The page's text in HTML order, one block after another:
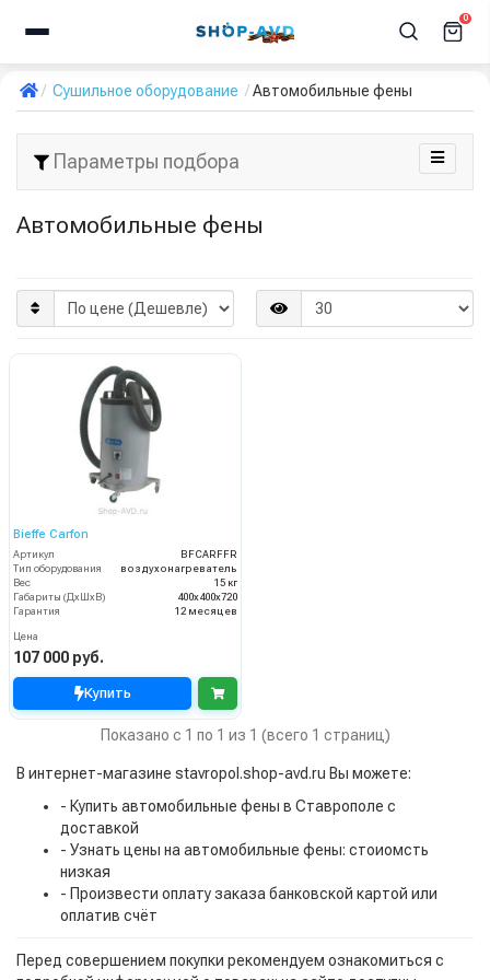
0
Сушильное оборудование Автомобильные фены
Параметры подбора
Автомобильные фены
Bieffe Carfon
Артикул
BFCARFFR
Тип оборудования
воздухонагреватель
Вес
15 кг
Габариты (ДхШхВ)
400х400х720
Гарантия
12 месяцев
Цена
107 000 руб.
Купить
Показано с 1 по 1 из 1 (всего 1 страниц)
В интернет-магазине stavropol.shop-avd.ru Вы можете:
- Купить автомобильные фены в Ставрополе с
доставкой
- Узнать цены на автомобильные фены: стоиомсть
низкая
- Произвести оплату заказа банковской картой или
оплатив счёт
Перед совершением покупки рекомендуем ознакомиться с